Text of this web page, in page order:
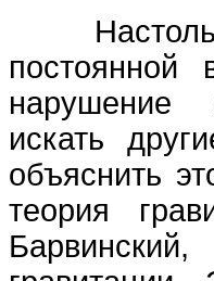
постоянной
нарушение
искать
объяснить
теория